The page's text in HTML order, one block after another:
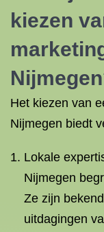
kiezen
Het kiezen van
Nijmegen biedt
Lokale
Nijmegen
Ze zijn
uitdagingen